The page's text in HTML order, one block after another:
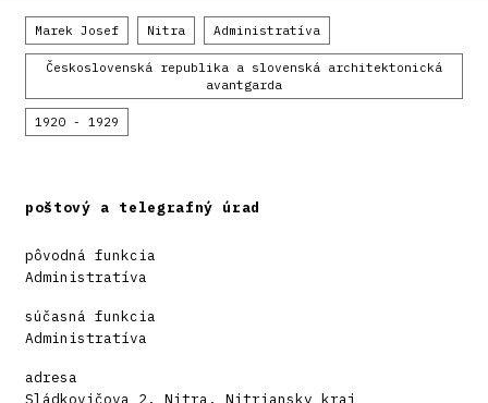
Marek Josef Nitra Administratíva
Československá republika a slovenská architektonická
avantgarda
1920 - 1929
poštový a telegrafný úrad
pôvodná funkcia
Administratíva
súčasná funkcia
Administratíva
adresa
Sládkovičova 2, Nitra, Nitriansky kraj